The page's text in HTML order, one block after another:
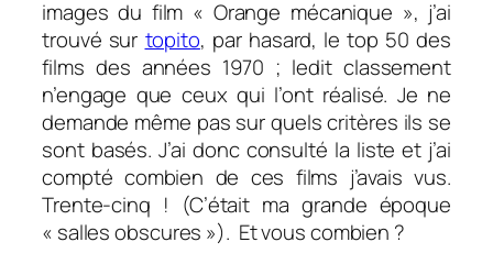
images du film « Orange mécanique », j’ai
trouvé sur topito, par hasard, le top 50 des
films des années 1970 ; ledit classement
n’engage que ceux qui l’ont réalisé. Je ne
demande même pas sur quels critères ils se
sont basés. J’ai donc consulté la liste et j’ai
compté combien de ces films j’avais vus.
Trente-cinq ! (C’était ma grande époque
« salles obscures »). Et vous combien ?